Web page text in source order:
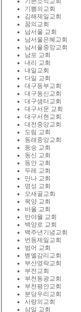
기쁨의교회
김해제일교회
꿈의교회
남서울 교회
남서울은혜교회
남서울중앙교회
남포 교회
내리 교회
내일교회
다일 교회
대구동부교회
대구동신교회
대구샘터교회
대구서문 교회
대구서현교회
대전중앙교회
도림 교회
동래중앙교회
동숭 교회
동신 교회
동안 교회
두레 교회
만나 교회
명성 교회
모새골교회
목양 교회
바울 교회
반야월 교회
백양로 교회
백주년기념교회
번동제일교회
범어 교회
벧엘감리교회
부산영락교회
부전교회
부천동광교회
부천평안교회
분당우리교회
사랑의교회
삼일 교회